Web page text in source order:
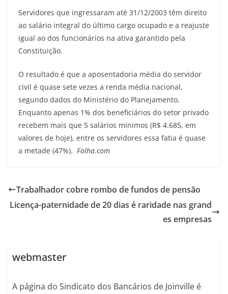
Servidores que ingressaram até 31/12/2003 têm direito
ao salário integral do último cargo ocupado e a reajuste
igual ao dos funcionários na ativa garantido pela
Constituição.
O resultado é que a aposentadoria média do servidor
civil é quase sete vezes a renda média nacional,
segundo dados do Ministério do Planejamento.
Enquanto apenas 1% dos beneficiários do setor privado
recebem mais que 5 salários mínimos (R$ 4.685, em
valores de hoje), entre os servidores essa fatia é quase
a metade (47%). Folha.com
Trabalhador cobre rombo de fundos de pensão
Licença-paternidade de 20 dias é raridade nas grand
es empresas
webmaster
A página do Sindicato dos Bancários de Joinville é